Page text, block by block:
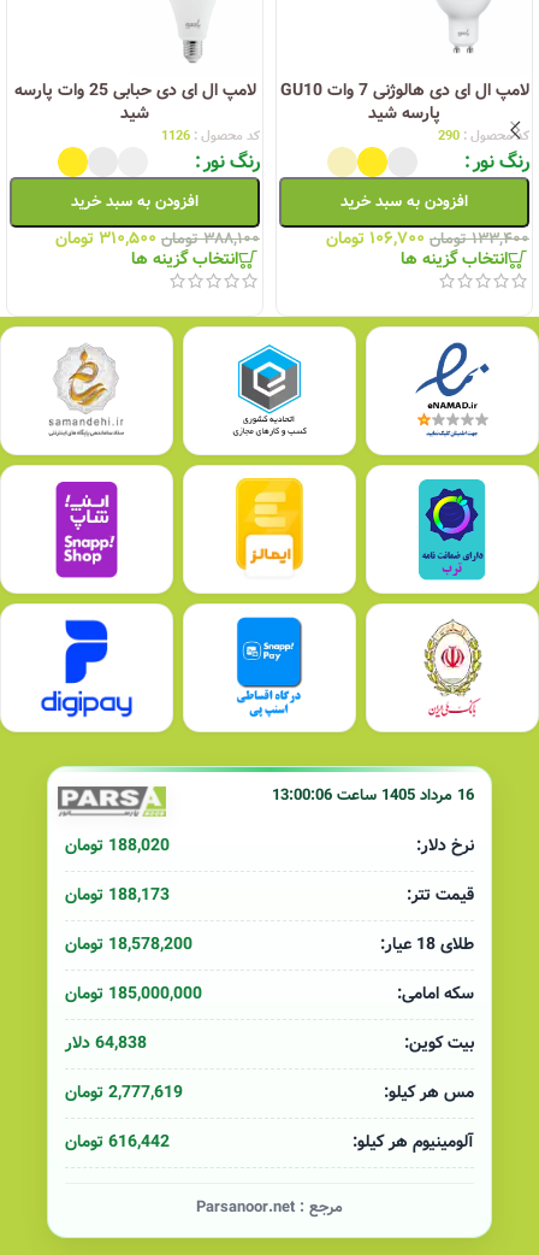
لامپ ال ای دی هالوژنی 7 وات GU10
پارسه شید
کد محصول : 290
رنگ نور
افزودن به سبد خرید
۱۳۳,۴۰۰ تومان ۱۰۶,۷۰۰ تومان
انتخاب گزینه ها
لامپ ال ای دی حبابی 25 وات پارسه
شید
کد محصول : 1126
رنگ نور
افزودن به سبد خرید
۳۸۸,۱۰۰ تومان ۳۱۰,۵۰۰ تومان
انتخاب گزینه ها
16 مرداد 1405 ساعت 13:00:06
نرخ دلار:
188,020 تومان
قیمت تتر:
188,173 تومان
طلای 18 عیار:
18,578,200 تومان
سکه امامی:
185,000,000 تومان
بیت کوین:
64,838 دلار
مس هر کیلو:
2,777,619 تومان
آلومینیوم هر کیلو:
616,442 تومان
مرجع : Parsanoor.net